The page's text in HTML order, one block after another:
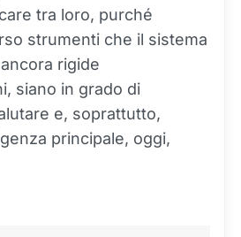
tra loro, purché
strumenti che il sistema
rigide
siano in grado di
e, soprattutto,
principale, oggi,